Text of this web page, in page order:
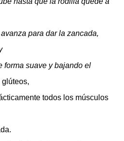
para dar la zancada,
forma suave y bajando el
glúteos,
todos los músculos